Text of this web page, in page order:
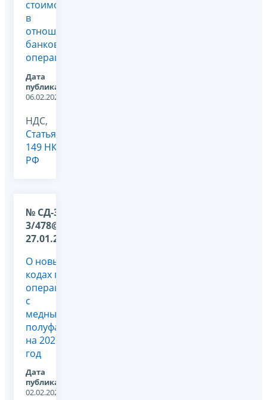
стоимость
в
отношении
банковских
операций
Дата
публикации:
06.02.2026
НДС,
Статья
149 НК
РФ
№ СД-36-
3/478@ от
27.01.2026
О новых
кодах по
операциям
с
медными
полуфабрикатами
на 2026
год
Дата
публикации:
02.02.2026